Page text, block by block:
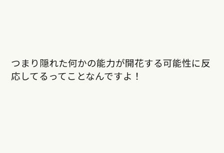
つまり隠れた何かの能力が開花する可能性に反
応してるってことなんですよ！